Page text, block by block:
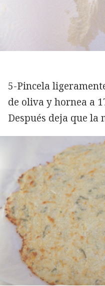
5-Pincela
de oliva y hornea a
Después deja que la